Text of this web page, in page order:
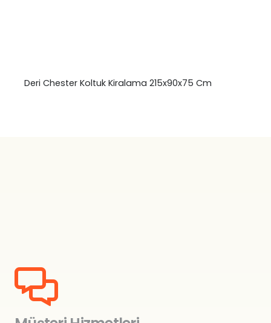
Deri Chester Koltuk Kiralama 215x90x75 Cm